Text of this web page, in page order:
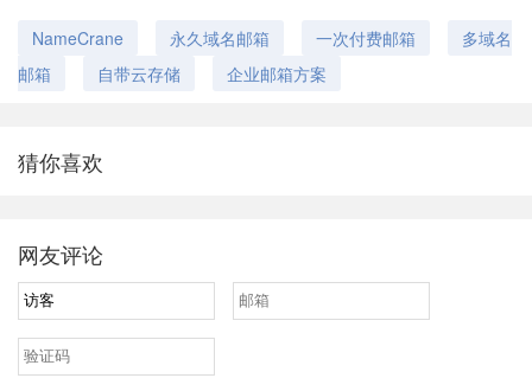
NameCrane 永久域名邮箱 一次付费邮箱
多域名
邮箱
自带云存储 企业邮箱方案
猜你喜欢
网友评论